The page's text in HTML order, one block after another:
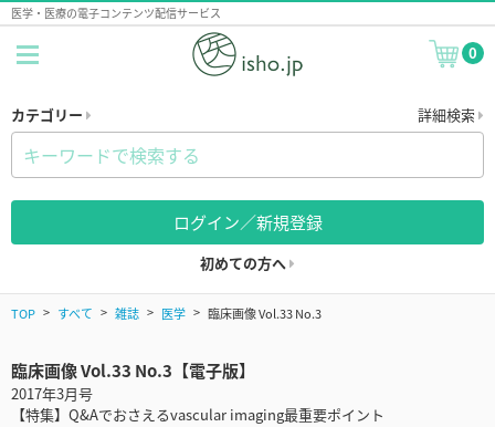
医学・医療の電子コンテンツ配信サービス
0
カテゴリー 詳細検索
ログイン／新規登録
初めての方へ
TOP すべて 雑誌 医学 臨床画像 Vol.33 No.3
臨床画像 Vol.33 No.3【電子版】
2017年3月号
【特集】Q&Aでおさえるvascular imaging最重要ポイント